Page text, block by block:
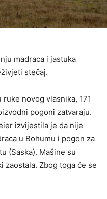
madraca i jastuka
stečaj.
novog vlasnika, 171
pogoni zatvaraju.
izvijestila je da nije
u Bohumu i pogon za
(Saska). Mašine su
zaostala. Zbog toga će se